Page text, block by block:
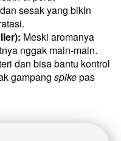
sesak yang bikin
Meski aromanya
nggak main-main.
dan bisa bantu kontrol
gampang spike pas